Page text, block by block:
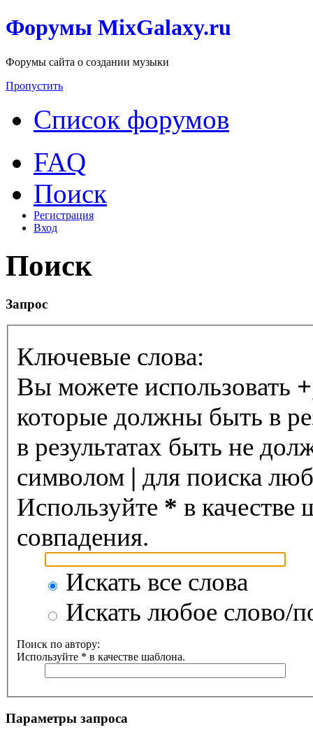
Форумы MixGalaxy.ru
Форумы сайта о создании музыки
Пропустить
Список форумов
FAQ
Поиск
Регистрация
Вход
Поиск
Запрос
Ключевые слова:
Вы можете использовать +
которые должны быть в
в результатах быть не
символом | для поиска
Используйте * в качестве
совпадения.
Искать все слова
Искать любое слово/
Поиск по автору:
Используйте * в качестве шаблона.
Параметры запроса